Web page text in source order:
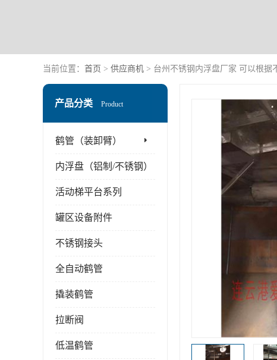
当前位置： 首页 > 供应商机 > 台州不锈钢内浮盘厂家 可以根据
产品分类 Product
鹤管（装卸臂）
内浮盘（铝制/不锈钢）
活动梯平台系列
罐区设备附件
不锈钢接头
全自动鹤管
撬装鹤管
拉断阀
低温鹤管